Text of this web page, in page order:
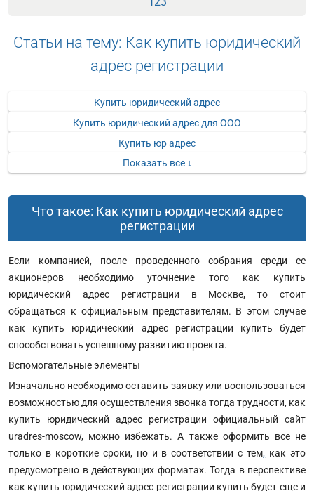
Статьи на тему: Как купить юридический
адрес регистрации
Купить юридический адрес
Купить юридический адрес для ООО
Купить юр адрес
Показать все ↓
Что такое: Как купить юридический адрес
регистрации
Если компанией, после проведенного собрания среди ее
акционеров необходимо уточнение того как купить
юридический адрес регистрации в Москве, то стоит
обращаться к официальным представителям. В этом случае
как купить юридический адрес регистрации купить будет
способствовать успешному развитию проекта.
Вспомогательные элементы
Изначально необходимо оставить заявку или воспользоваться
возможностью для осуществления звонка тогда трудности, как
купить юридический адрес регистрации официальный сайт
uradres-moscow, можно избежать. А также оформить все не
только в короткие сроки, но и в соответствии с тем, как это
предусмотрено в действующих форматах. Тогда в перспективе
как купить юридический адрес регистрации купить будет еще и